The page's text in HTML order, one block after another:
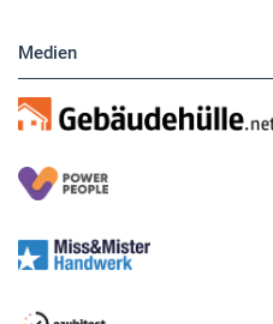
Medien